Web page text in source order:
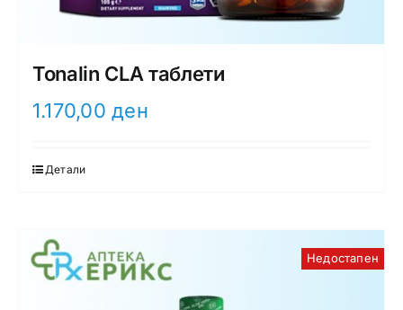
Tonalin CLA таблети
1.170,00ден
Детали
Недостапен